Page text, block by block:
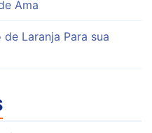
Ama
Laranja Para sua